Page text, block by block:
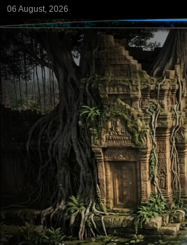
06 August, 2026